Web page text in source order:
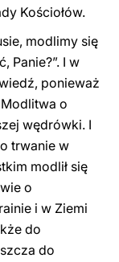
Kościołów.
modlimy się
Panie?”. I w
ponieważ
o
wędrówki. I
trwanie w
modlił się
o
i w Ziemi
do
do